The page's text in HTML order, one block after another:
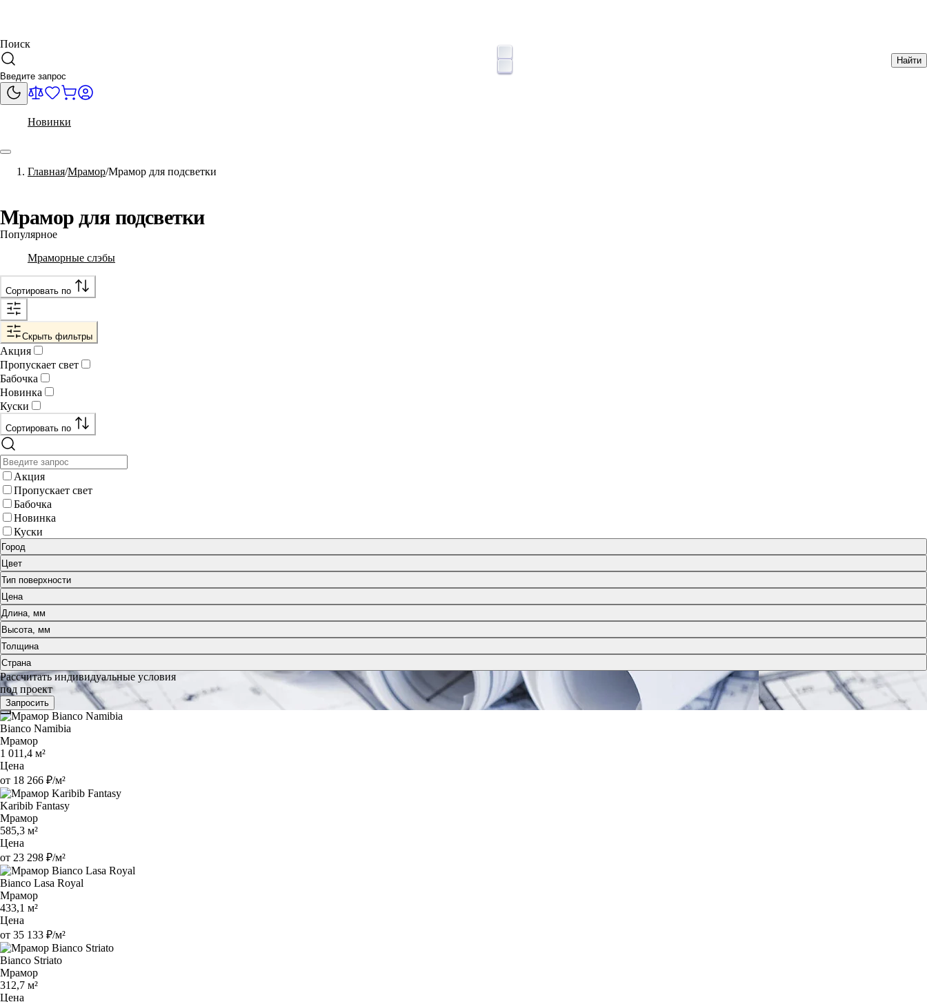
Поиск
Найти
Новинки
Главная Мрамор Мрамор для подсветки
Мрамор для подсветки
Популярное
Мраморные слэбы
Сортировать по
Скрыть фильтры
Акция
Пропускает свет
Бабочка
Новинка
Куски
Сортировать по
Акция
Пропускает свет
Бабочка
Новинка
Куски
Город
Цвет
Тип поверхности
Цена
Длина, мм
Высота, мм
Толщина
Страна
Рассчитать индивидуальные условия
под проект
Запросить
Bianco Namibia
Мрамор
1 011,4 м²
Цена
от 18 266 ₽/м²
Karibib Fantasy
Мрамор
585,3 м²
Цена
от 23 298 ₽/м²
Bianco Lasa Royal
Мрамор
433,1 м²
Цена
от 35 133 ₽/м²
Bianco Striato
Мрамор
312,7 м²
Цена